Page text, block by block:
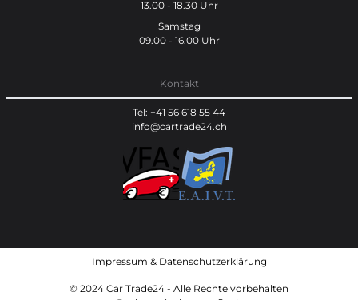
13.00 - 18.30 Uhr
Samstag
09.00 - 16.00 Uhr
Kontakt
Tel: +41 56 618 55 44
info@cartrade24.ch
Impressum & Datenschutzerklärung
© 2024 Car Trade24 - Alle Rechte vorbehalten